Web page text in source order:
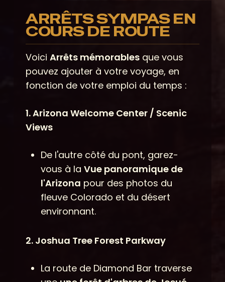
ARRÊTS SYMPAS EN
COURS DE ROUTE
Voici Arrêts mémorablesque vous
pouvez ajouter à votre voyage, en
fonction de votre emploi du temps :
1. Arizona Welcome Center / Scenic
Views
De l'autre côté du pont, garez-
vous à la Vue panoramique de
l'Arizona pour des photos du
fleuve Colorado et du désert
environnant.
2. Joshua Tree Forest Parkway
La route de Diamond Bar traverse